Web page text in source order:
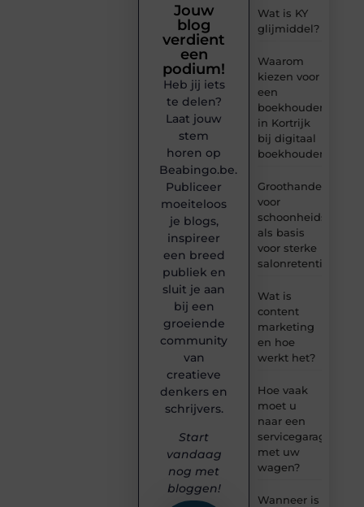
Wat is KY
glijmiddel?
Waarom
kiezen voor
een
boekhouder
in Kortrijk
bij digitaal
boekhouden?
Groothandel
voor
als basis
voor sterke
salonretentie
Wat is
content
marketing
en hoe
werkt het?
Hoe vaak
moet u
naar een
servicegarage
met uw
wagen?
Wanneer is
Jouw
blog
verdient
een
podium!
Heb jij iets
te delen?
Laat jouw
stem
horen op
Beabingo.be.
Publiceer
moeiteloos
je blogs,
inspireer
een breed
publiek en
sluit je aan
bij een
groeiende
community
van
creatieve
denkers en
schrijvers.
Start
vandaag
nog met
bloggen!